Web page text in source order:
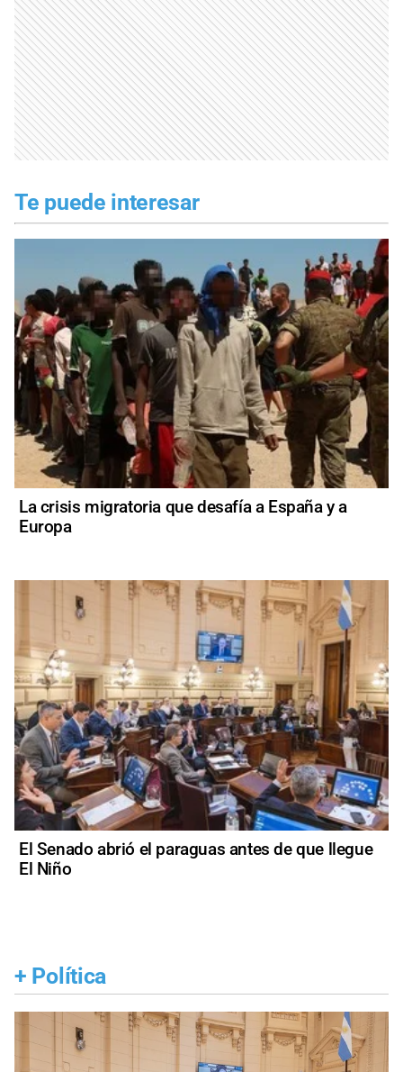
Te puede interesar
La crisis migratoria que desafía a España y a
Europa
El Senado abrió el paraguas antes de que llegue
El Niño
+ Política